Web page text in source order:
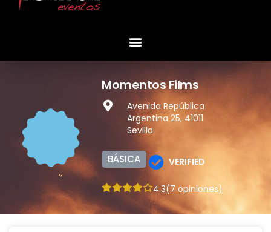
Momentos Films
Avenida República
Argentina 25, 41011
Sevilla
BÁSICA VERIFIED
4.3(7 opiniones)